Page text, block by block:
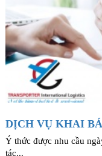
DỊCH VỤ KHAI
Ý thức được nhu cầu
tác...